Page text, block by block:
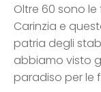
Oltre 60 sono
Carinzia e
patria degli
abbiamo visto
paradiso per le